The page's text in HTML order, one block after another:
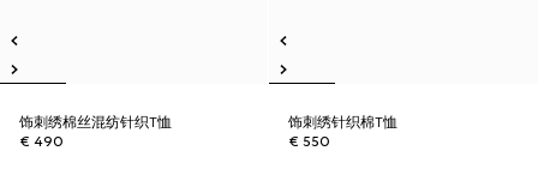
饰刺绣棉丝混纺针织T恤
€ 490
饰刺绣针织棉T恤
€ 550